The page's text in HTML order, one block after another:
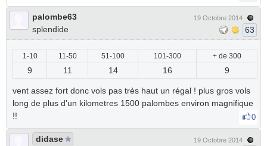
palombe63
splendide
19 Octobre 2014
63
1-10 11-50 51-100 101-300 + de 300
9 11 14 16 9
vent assez fort donc vols pas très haut un régal ! plus gros vols
long de plus d'un kilometres 1500 palombes environ magnifique
!!
0
didase 19 Octobre 2014